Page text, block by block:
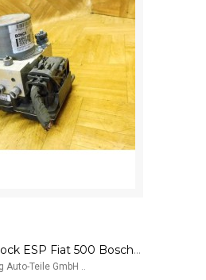
ABS Hydraulikblock ESP Fiat 500 Bosch 51953230 0265252548 0265252548 51953230
Auto-Teile GmbH ..